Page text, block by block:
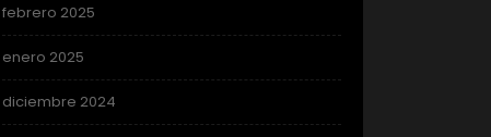
febrero 2025
enero 2025
diciembre 2024